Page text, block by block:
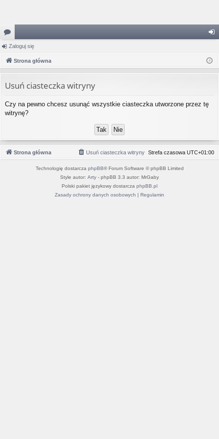
or
a og
Zaloguj się
Strona główna
Usuń ciasteczka witryny
Czy na pewno chcesz usunąć wszystkie ciasteczka utworzone przez tę
witrynę?
Strona główna Strefa czasowa UTC+01:00
Usuń ciasteczka witryny
Technologię dostarcza phpBB® Forum Software © phpBB Limited
Style autor: Arty - phpBB 3.3 autor: MrGaby
Polski pakiet językowy dostarcza phpBB.pl
Zasady ochrony danych osobowych | Regulamin